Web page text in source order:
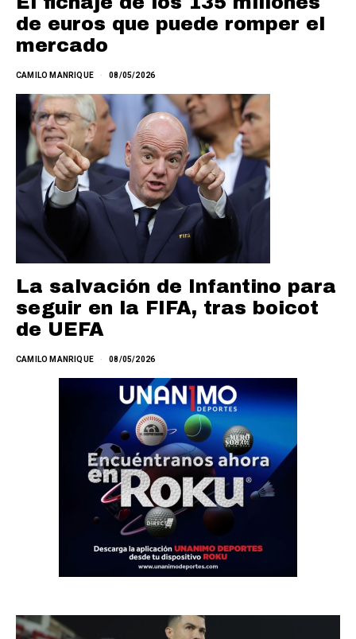
de euros que puede romper el
mercado
CAMILO MANRIQUE 08/05/2026
La salvación de Infantino para
seguir en la FIFA, tras boicot
de UEFA
CAMILO MANRIQUE 08/05/2026